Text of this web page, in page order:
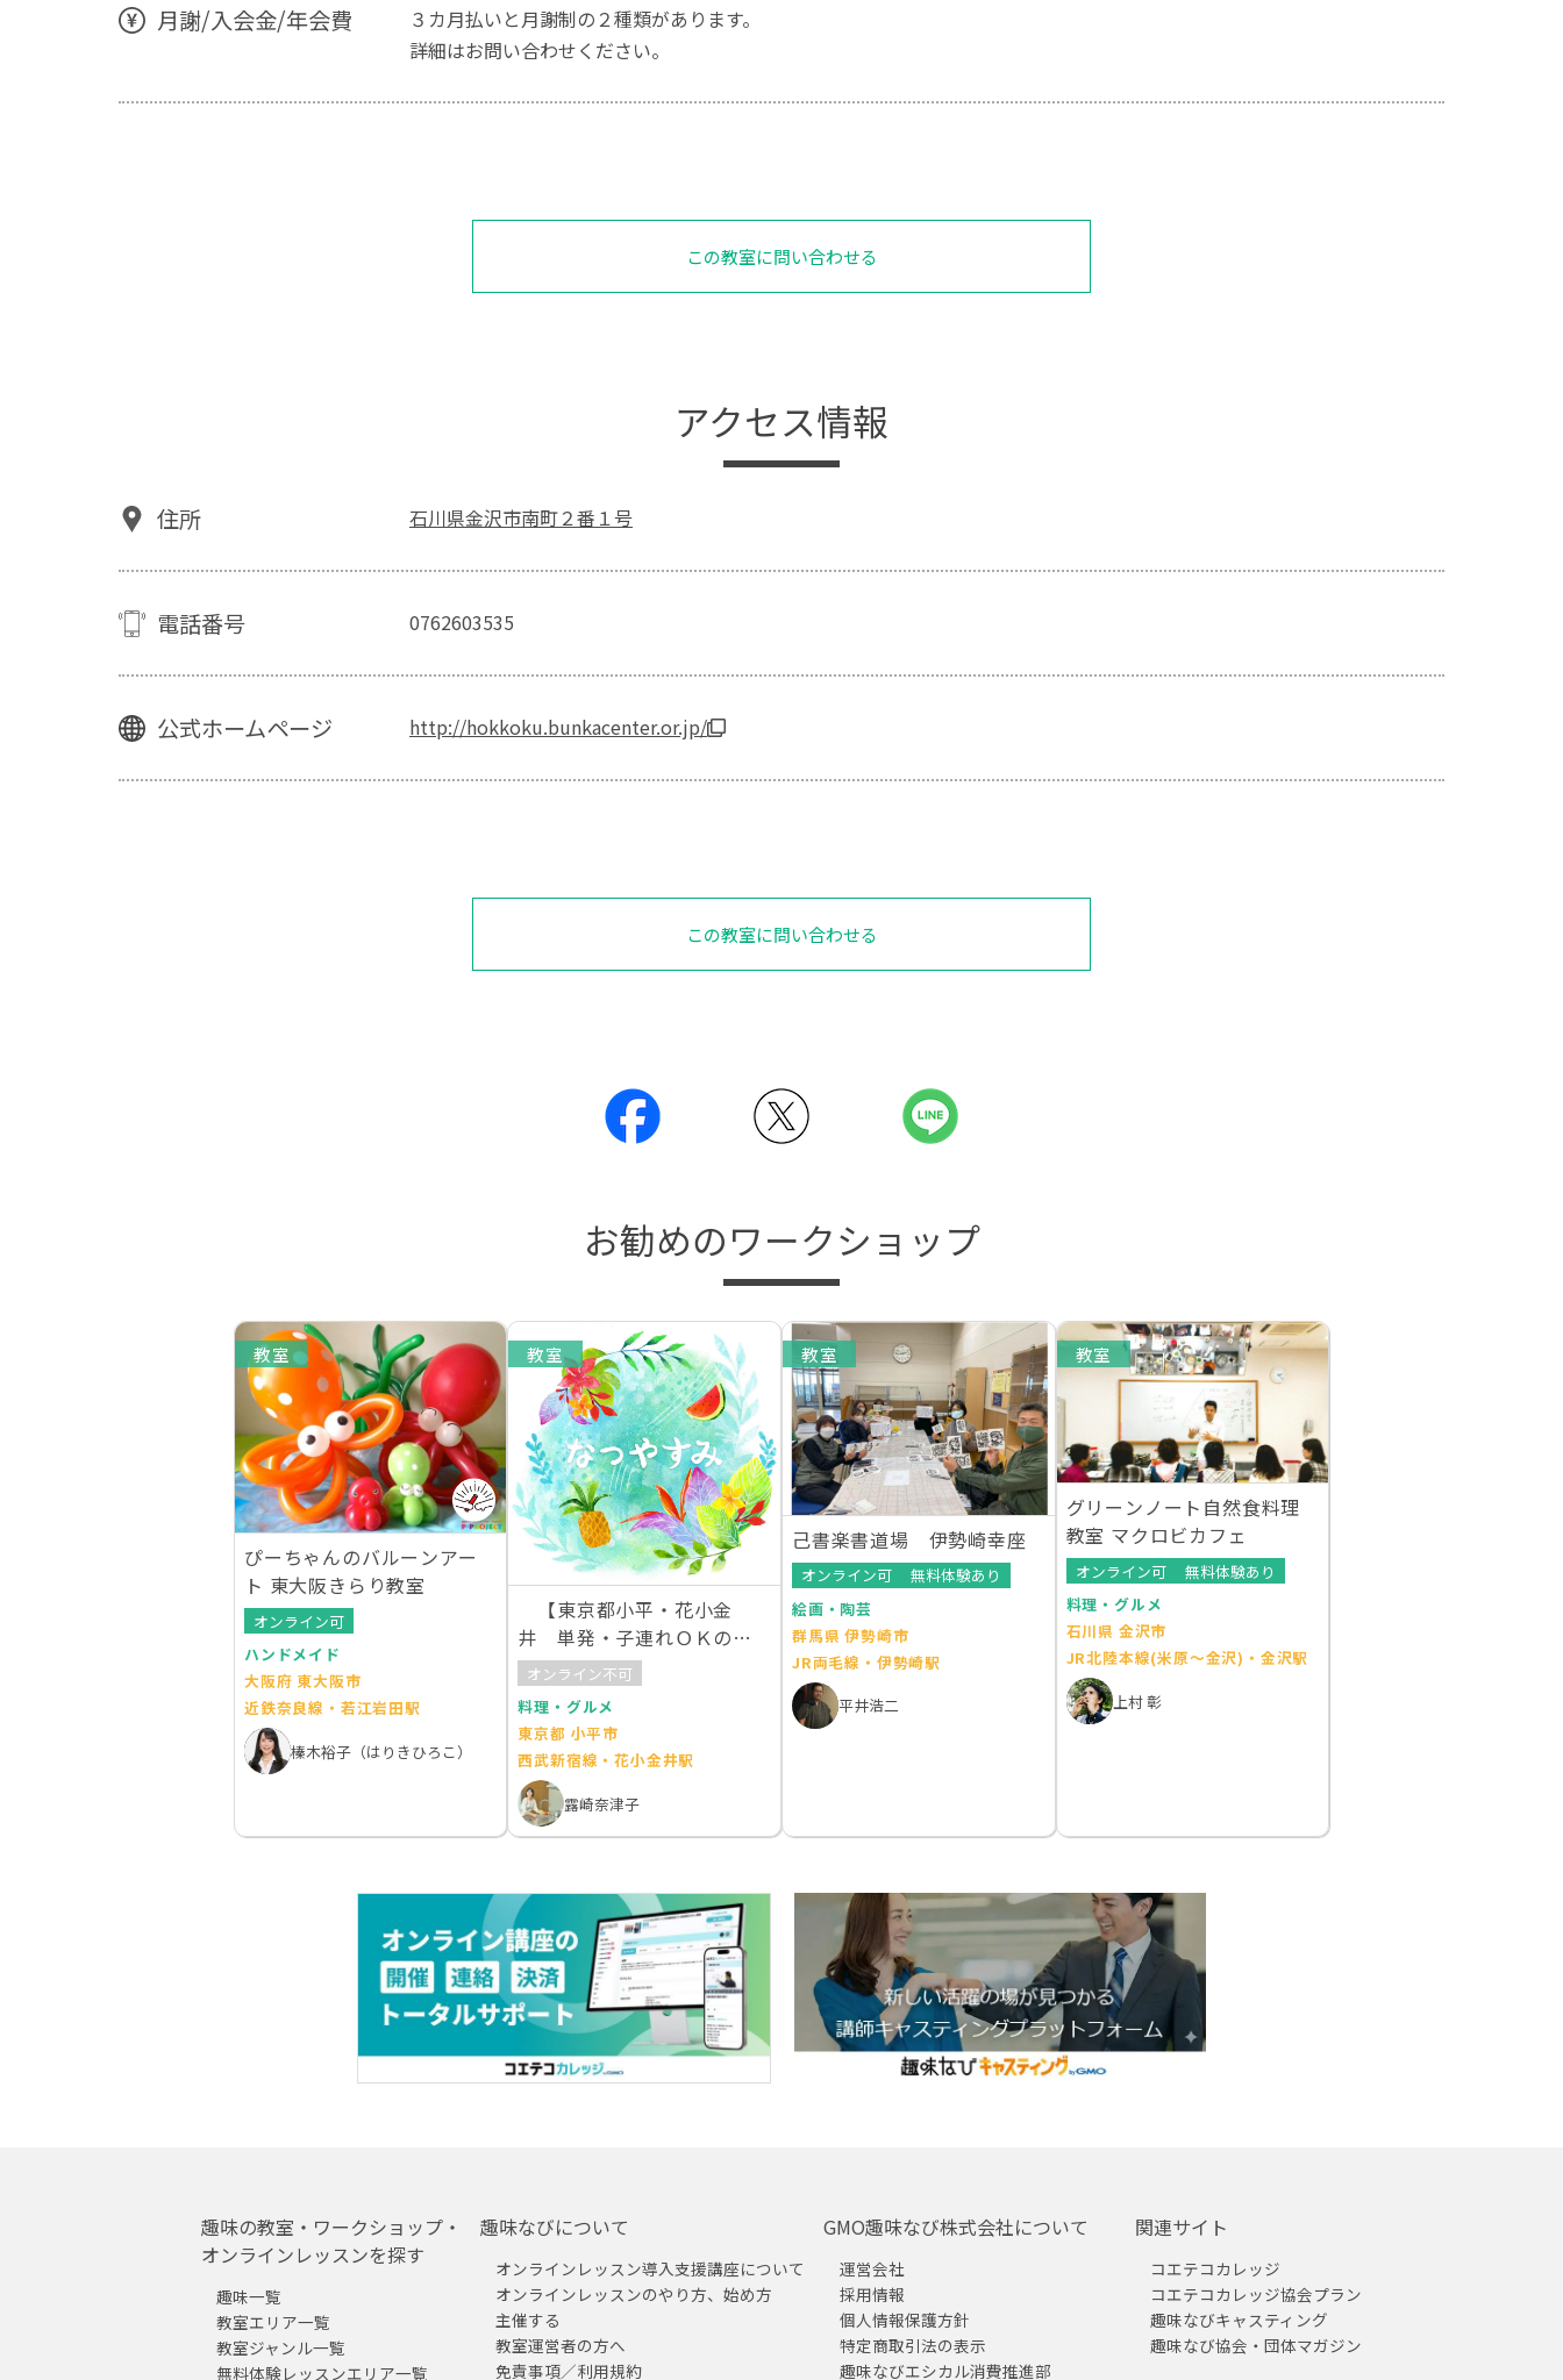
月謝/入会金/年会費
３カ月払いと月謝制の２種類があります。
詳細はお問い合わせください。
この教室に問い合わせる
アクセス情報
住所 石川県金沢市南町２番１号
電話番号 0762603535
公式ホームページ http://hokkoku.bunkacenter.or.jp/
この教室に問い合わせる
お勧めのワークショップ
教室
ぴーちゃんのバルーンアー
ト 東大阪きらり教室
オンライン可
ハンドメイド
大阪府 東大阪市
近鉄奈良線・若江岩田駅
榛木裕子（はりきひろこ）
教室
【東京都小平・花小金
井 単発・子連れＯＫの家
庭料理教室】なつやすみ
オンライン不可
料理・グルメ
東京都 小平市
西武新宿線・花小金井駅
露崎奈津子
教室
己書楽書道場 伊勢崎幸座
オンライン可
無料体験あり
絵画・陶芸
群馬県 伊勢崎市
JR両毛線・伊勢崎駅
平井浩二
教室
グリーンノート自然食料理
教室 マクロビカフェ
オンライン可
無料体験あり
料理・グルメ
石川県 金沢市
JR北陸本線(米原～金沢)・金沢駅
上村 彰
趣味の教室・ワークショップ・
オンラインレッスンを探す
趣味一覧
教室エリア一覧
教室ジャンル一覧
無料体験レッスンエリア一覧
趣味なびについて
オンラインレッスン導入支援講座について
オンラインレッスンのやり方、始め方
主催する
教室運営者の方へ
免責事項／利用規約
GMO趣味なび株式会社について
運営会社
採用情報
個人情報保護方針
特定商取引法の表示
趣味なびエシカル消費推進部
関連サイト
コエテコカレッジ
コエテコカレッジ協会プラン
趣味なびキャスティング
趣味なび協会・団体マガジン